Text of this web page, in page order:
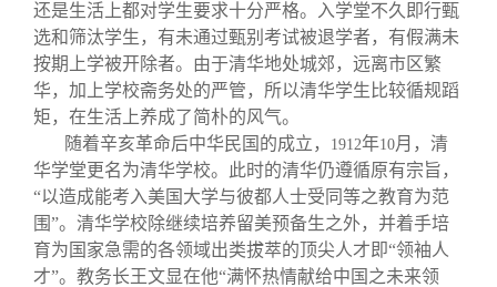
信息化服务
三创大赛
实用信息
总会简介
会长致辞
总会章程
理事会名单
关闭
还是生活上都对学生要求十分严格。入学堂不久即行甄
选和筛汰学生，有未通过甄别考试被退学者，有假满未
按期上学被开除者。由于清华地处城郊，远离市区繁
华，加上学校斋务处的严管，所以清华学生比较循规蹈
矩，在生活上养成了简朴的风气。
随着辛亥革命后中华民国的成立，
1912年10月，清
华学堂更名为清华学校。此时的清华仍遵循原有宗旨，
“以造成能考入美国大学与彼都人士受同等之教育为范
围”。清华学校除继续培养留美预备生之外，并着手培
育为国家急需的各领域出类拔萃的顶尖人才即“领袖人
才”。教务长王文显在他“满怀热情献给中国之未来领